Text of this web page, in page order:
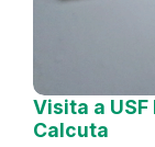
Visita a USF
Calcuta